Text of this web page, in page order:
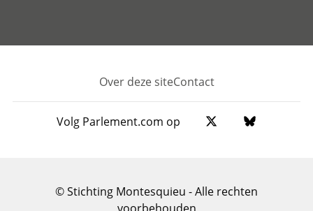
Footer
Over deze siteContact
Volg Parlement.com op
© Stichting Montesquieu - Alle rechten